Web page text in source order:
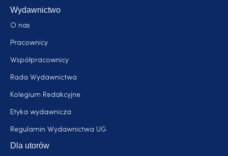
Wydawnictwo
O nas
Pracownicy
Współpracownicy
Rada Wydawnictwa
Kolegium Redakcyjne
Etyka wydawnicza
Regulamin Wydawnictwa UG
Dla utorów